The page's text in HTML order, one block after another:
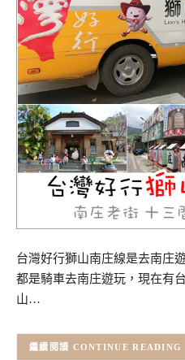
台灣好行獅山南庄線是去南庄
都是騎車去南庄遊玩，現在有
山…
CONTINUE READING